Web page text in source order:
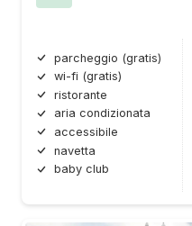
parcheggio (gratis)
wi-fi (gratis)
ristorante
aria condizionata
accessibile
navetta
baby club